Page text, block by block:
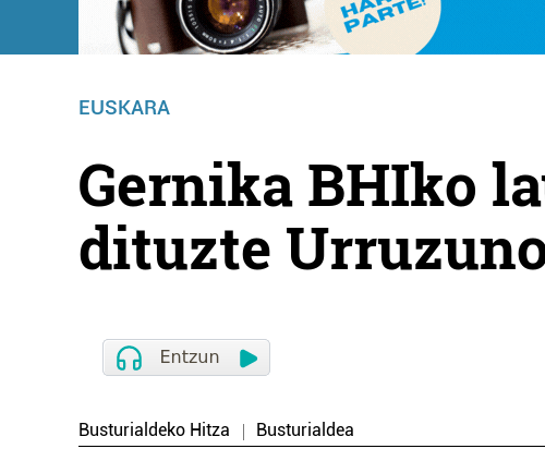
EUSKARA
Gernika BHIko
dituzte
Busturialdeko Hitza Busturialdea